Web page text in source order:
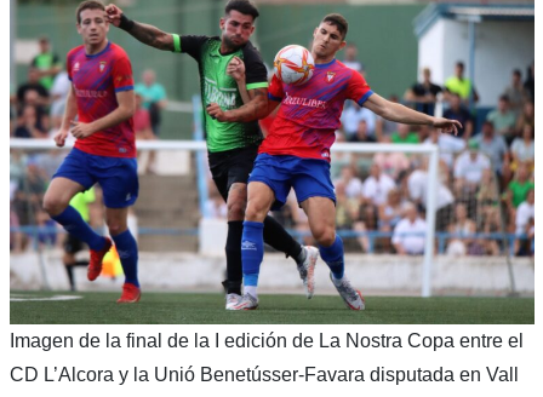
Imagen de la final de la I edición de La Nostra Copa entre el
CD L’Alcora y la Unió Benetússer-Favara disputada en Vall